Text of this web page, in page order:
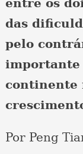
das
pelo
importante
continente
Por Peng